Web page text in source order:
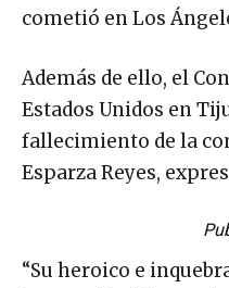
cometió en Los
Además de ello, el
Estados Unidos en
fallecimiento de la
Esparza Reyes,
“Su heroico e